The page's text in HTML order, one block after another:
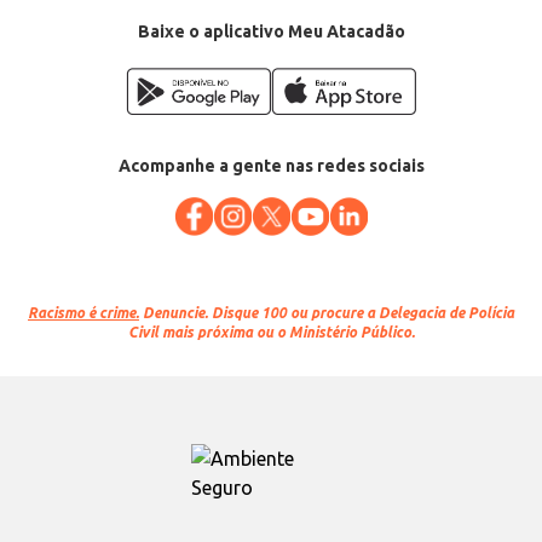
Baixe o aplicativo Meu Atacadão
Acompanhe a gente nas redes sociais
Racismo é crime. Denuncie. Disque 100 ou procure a Delegacia de Polícia
Civil mais próxima ou o Ministério Público.